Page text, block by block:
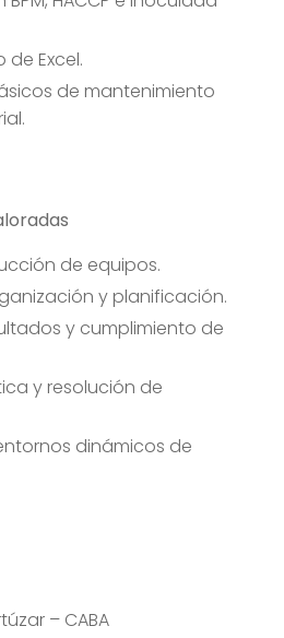
Excel.
de mantenimiento
de equipos.
y planificación.
y cumplimiento de
y resolución de
dinámicos de
– CABA